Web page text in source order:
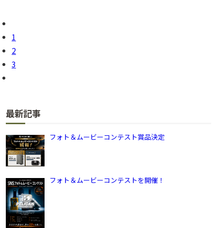
1
2
3
最新記事
フォト＆ムービーコンテスト賞品決定
フォト＆ムービーコンテストを開催！